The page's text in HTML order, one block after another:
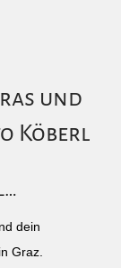
und
Köberl
dein
Graz.